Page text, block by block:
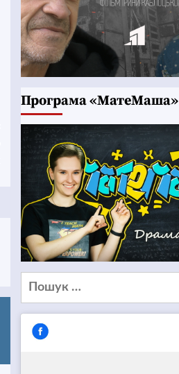
Програма «МатеМаша»
Пошук: